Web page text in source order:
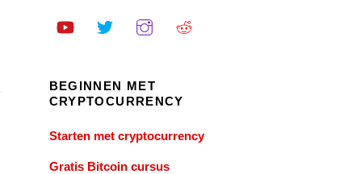
BEGINNEN MET
CRYPTOCURRENCY
Starten met cryptocurrency
Gratis Bitcoin cursus